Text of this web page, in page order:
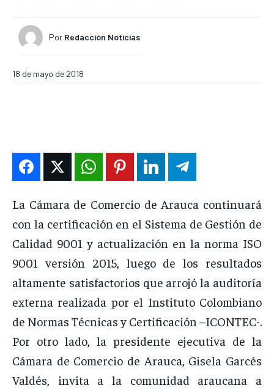
INTERNACIONAL
NOSOTROS
INSTITUCIONAL
PUATE CON NOSOTROS
INTERNACIONAL
NOSOTROS
INSTITUCIONAL
PUATE CON NOSOTROS
REGIONAL
NOTICIAS
INTERNACIONAL
NOSOTROS
INSTITUCIONAL
PUATE CON NOSOTROS
REGIONAL
NOTICIAS
INTERNACIONAL
NOSOTROS
INSTITUCIONAL
PUATE CON NOSOTROS
Por Redacción Noticias
18 de mayo de 2018
La Cámara de Comercio de Arauca continuará
con la certificación en el Sistema de Gestión de
Calidad 9001 y actualización en la norma ISO
9001 versión 2015, luego de los resultados
altamente satisfactorios que arrojó la auditoría
externa realizada por el Instituto Colombiano
de Normas Técnicas y Certificación –ICONTEC-.
Por otro lado, la presidente ejecutiva de la
Cámara de Comercio de Arauca, Gisela Garcés
Valdés, invita a la comunidad araucana a